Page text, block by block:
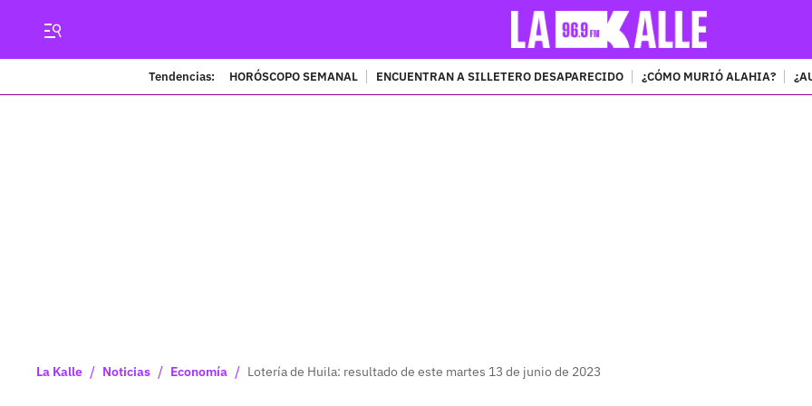
Tendencias: HORÓSCOPO SEMANAL ENCUENTRAN A SILLETERO DESAPARECIDO ¿CÓMO MURIÓ ALAHIA?
La Kalle / Noticias / Economía / Lotería de Huila: resultado de este martes 13 de junio de 2023